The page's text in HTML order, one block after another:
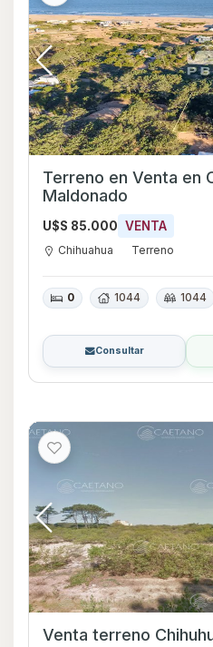
Terreno en Venta en Chihuahua,
Maldonado
U$S 85.000 VENTA
Chihuahua Terreno
0 1044 1044
Consultar
Venta terreno